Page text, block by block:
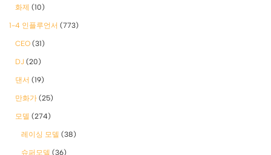
화제 (10)
1-4 인플루언서 (773)
CEO (31)
DJ (20)
댄서 (19)
만화가 (25)
모델 (274)
레이싱 모델 (38)
슈퍼모델 (36)